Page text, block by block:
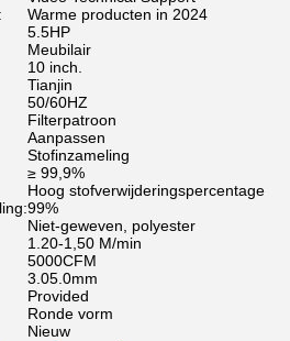
Warme producten in 2024
5.5HP
Meubilair
10 inch.
Tianjin
50/60HZ
Filterpatroon
Aanpassen
Stofinzameling
≥ 99,9%
Hoog stofverwijderingspercentage
99%
Niet-geweven, polyester
1.20-1,50 M/min
5000CFM
3.05.0mm
Provided
Ronde vorm
Nieuw